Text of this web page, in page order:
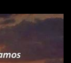
sorriso é uma
que... não
fazer alguma
segura o teu